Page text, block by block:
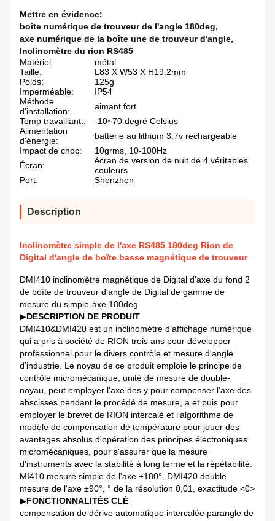
Mettre en évidence:
boîte numérique de trouveur de l'angle 180deg,
axe numérique de la boîte une de trouveur d'angle,
Inclinomètre du rion RS485
Matériel:
métal
Taille:
L83 X W53 X H19.2mm
Poids:
125g
Imperméable:
IP54
Méthode
d'installation:
aimant fort
Temp travaillant.:
-10~70 degré Celsius
Alimentation
d'énergie:
batterie au lithium 3.7v rechargeable
Impact de choc:
10grms, 10-100Hz
Écran:
écran de version de nuit de 4 véritables
couleurs
Port:
Shenzhen
Description
Inclinomètre simple de l'axe RS485 180deg Rion de
Digital d'angle de boîte basse magnétique de trouveur
DMI410 inclinomètre magnétique de Digital d'axe du fond 2
de boîte de trouveur d'angle de Digital de gamme de
mesure du simple-axe 180deg
▶DESCRIPTION DE PRODUIT
DMI410&DMI420 est un inclinomètre d'affichage numérique
qui a pris à société de RION trois ans pour développer
professionnel pour le divers contrôle et mesure d'angle
d'industrie. Le noyau de ce produit emploie le principe de
contrôle micromécanique, unité de mesure de double-
noyau, peut employer l'axe des y pour compenser l'axe des
abscisses pendant le procédé de mesure, a et puis pour
employer le brevet de RION intercalé et l'algorithme de
modèle de compensation de température pour jouer des
avantages absolus d'opération des principes électroniques
micromécaniques, pour s'assurer que la mesure
d'instruments avec la stabilité à long terme et la répétabilité.
MI410 mesure simple de l'axe ±180°, DMI420 double
mesure de l'axe ±90°, ° de la résolution 0,01, exactitude <0>
▶FONCTIONNALITÉS CLÉ
compensation de dérive automatique intercalée parangle de